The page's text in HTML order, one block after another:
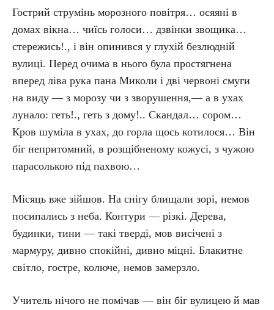
Гострий струмінь морозного повітря… осяяні в
домах вікна… чиїсь голоси… дзвінки звощика…
стережись!., і він опинився у глухій безлюдній
вулиці. Перед очима в нього була простягнена
вперед ліва рука пана Миколи і дві червоні смуги
на виду — з морозу чи з зворушення,— а в ухах
лунало: геть!., геть з дому!.. Скандал… сором…
Кров шуміла в ухах, до горла щось котилося… Він
біг непритомний, в розщібненому кожусі, з чужою
парасолькою під пахвою…
Місяць вже зійшов. На снігу блищали зорі, немов
посипались з неба. Контури — різкі. Дерева,
будинки, тини — такі тверді, мов висічені з
мармуру, дивно спокійні, дивно міцні. Блакитне
світло, гостре, колюче, немов замерзло.
Учитель нічого не помічав — він біг вулицею й мав